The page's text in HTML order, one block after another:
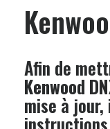
Afin de
Kenwood
mise à